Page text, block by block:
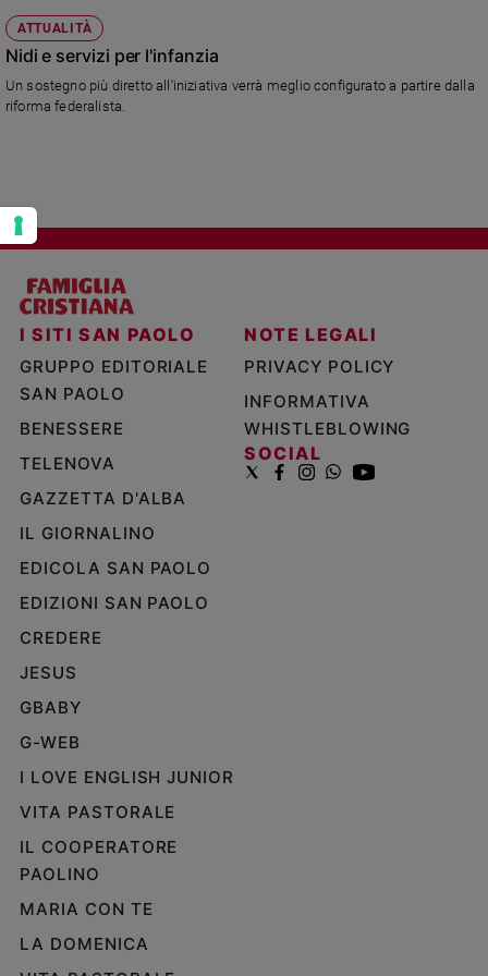
Policy
Chi
siamo
Pubblicità
Registrati
Redazione
Social
ATTUALITÀ
Nidi e servizi per l'infanzia
Un sostegno più diretto all'iniziativa verrà meglio configurato a partire dalla
riforma federalista.
I SITI SAN PAOLO
GRUPPO EDITORIALE
SAN PAOLO
BENESSERE
TELENOVA
GAZZETTA D'ALBA
IL GIORNALINO
EDICOLA SAN PAOLO
EDIZIONI SAN PAOLO
CREDERE
JESUS
GBABY
G-WEB
I LOVE ENGLISH JUNIOR
VITA PASTORALE
IL COOPERATORE
PAOLINO
MARIA CON TE
LA DOMENICA
NOTE LEGALI
PRIVACY POLICY
INFORMATIVA
WHISTLEBLOWING
SOCIAL